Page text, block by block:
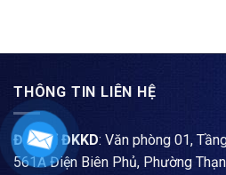
THÔNG TIN LIÊN HỆ
Địa chỉ ĐKKD: Văn phòng 01,
561A Điện Biên Phủ, Phường